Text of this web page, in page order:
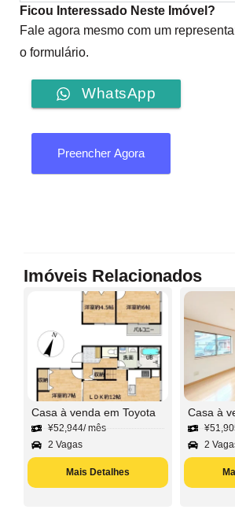
Ficou Interessado Neste Imóvel?
Fale agora mesmo com um
o formulário.
WhatsApp
Preencher Agora
Imóveis Relacionados
Casa à venda em Toyota
¥52,944/ mês
2 Vagas
Mais Detalhes
Casa à
¥
2